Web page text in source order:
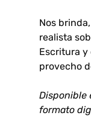
Nos
realista
Escritura y
provecho
Disponible
formato